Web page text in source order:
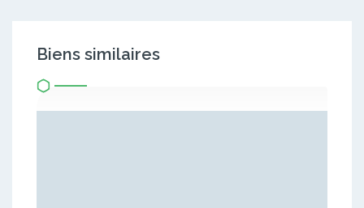
Biens similaires